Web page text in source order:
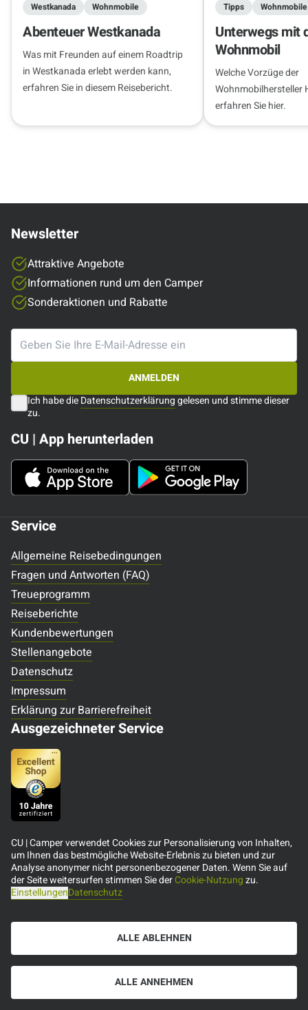
Westkanada
Wohnmobile
Abenteuer Westkanada
Was mit Freunden auf einem Roadtrip
in Westkanada erlebt werden kann,
erfahren Sie in diesem Reisebericht.
Tipps
Wohnmobile
Unterwegs mit
Wohnmobil
Welche Vorzüge der
Wohnmobilhersteller
erfahren Sie hier.
Service
Allgemeine Reisebedingungen
Fragen und Antworten (FAQ)
Treueprogramm
Reiseberichte
Kundenbewertungen
Stellenangebote
Datenschutz
Impressum
Erklärung zur Barrierefreiheit
Ausgezeichneter Service
Kontakt
CU TRAVEL GmbH & Co. KG
Nebendahlstraße 16
22041 Hamburg
+49-(0)40-22 61 60 88-1
Fax:+49-(0)40-22 61 60 88-9
Sie erreichen uns telefonisch rund um die Uhr. An
Werktagen empfehlen wir für die schnellste Reaktion die
Newsletter
Attraktive Angebote
Informationen rund um den Camper
Sonderaktionen und Rabatte
ANMELDEN
Ich habe dieDatenschutzerklärunggelesen und stimme dieser
zu.
CU | App herunterladen
CU | Camper verwendet Cookies zur Personalisierung von Inhalten,
um Ihnen das bestmögliche Website-Erlebnis zu bieten und zur
Analyse anonymer nicht personenbezogener Daten. Wenn Sie auf
der Seite weitersurfen stimmen Sie derCookie-Nutzungzu.
EinstellungenDatenschutz
ALLE ABLEHNEN
ALLE ANNEHMEN